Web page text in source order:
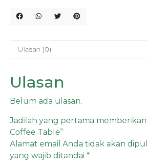
Ulasan (0)
Ulasan
Belum ada ulasan.
Jadilah yang pertama memberikan
Coffee Table”
Alamat email Anda tidak akan
yang wajib ditandai *